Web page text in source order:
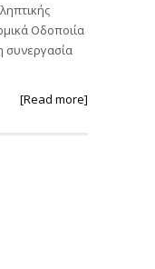
Οδοποιία
συνεργασία
[Read more]